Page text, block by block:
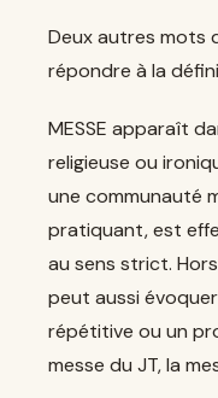
Deux autres mots
répondre à la
MESSE apparaît
religieuse ou
une communauté
pratiquant, est
au sens strict.
peut aussi
répétitive ou un
messe du JT, la